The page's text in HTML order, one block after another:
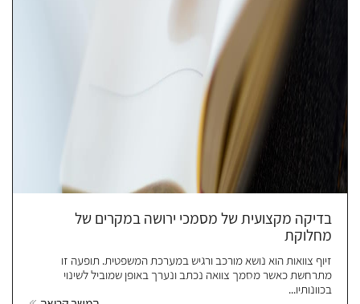
בדיקה מקצועית של מסמכי ירושה במקרים של
מחלוקת
זיוף צוואות הוא נושא מורכב ורגיש במערכת המשפטית. תופעה זו
מתרחשת כאשר מסמך צוואה נכתב ונערך באופן שמוביל לשינוי
בכוונותיו...